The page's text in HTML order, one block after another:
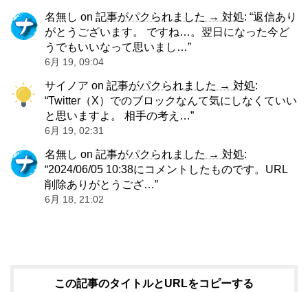
名無し on 記事がパクられました → 対処: “返信あり
がとうございます。 ですね…。翌日になった今ど
うでもいいなって思いまし…”
6月 19, 09:04
サイノア on 記事がパクられました → 対処:
“Twitter（X）でのブロックなんて気にしなくていい
と思いますよ。 相手の考え…”
6月 19, 02:31
名無し on 記事がパクられました → 対処:
“2024/06/05 10:38にコメントしたものです。URL
削除ありがとうござ…”
6月 18, 21:02
この記事のタイトルとURLをコピーする